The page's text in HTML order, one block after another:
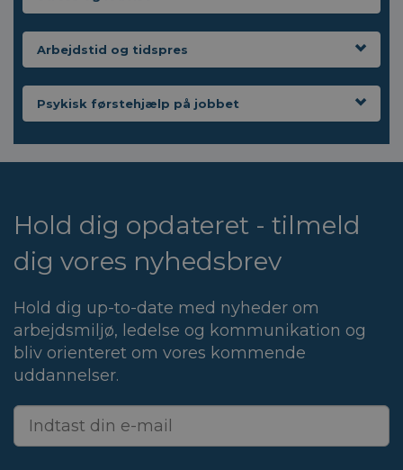
Arbejdstid og tidspres
Psykisk førstehjælp på jobbet
Hold dig opdateret - tilmeld
dig vores nyhedsbrev
Hold dig up-to-date med nyheder om
arbejdsmiljø, ledelse og kommunikation og
bliv orienteret om vores kommende
uddannelser.